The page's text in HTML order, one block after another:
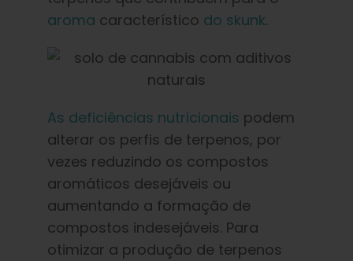
aroma característico do skunk.
As deficiências nutricionais podem
alterar os perfis de terpenos, por
vezes reduzindo os compostos
aromáticos desejáveis ou
aumentando a formação de
compostos indesejáveis. Para
otimizar a produção de terpenos